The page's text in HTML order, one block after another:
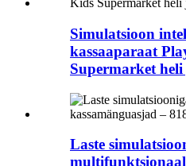
Simulatsioon
kassaaparaat
Supermarket heli
Laste